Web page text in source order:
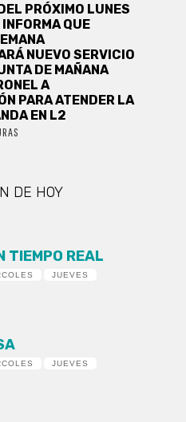
PRÓXIMO LUNES
QUE
NUEVO SERVICIO
DE MAÑANA
A
PARA ATENDER LA
EN L2
DE HOY
TIEMPO REAL
JUEVES
JUEVES